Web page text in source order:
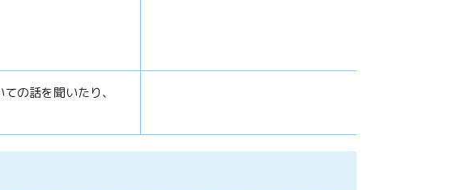
の話を聞いたり、